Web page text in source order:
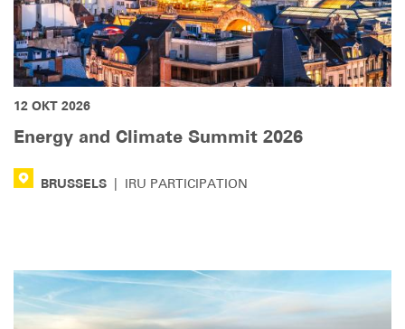
12 ОКТ 2026
Energy and Climate Summit 2026
BRUSSELS IRU PARTICIPATION